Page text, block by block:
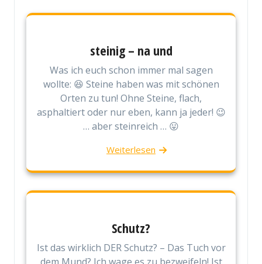
steinig – na und
Was ich euch schon immer mal sagen
wollte: 😆 Steine haben was mit schönen
Orten zu tun! Ohne Steine, flach,
asphaltiert oder nur eben, kann ja jeder! 😉
… aber steinreich … 😛
Weiterlesen
Schutz?
Ist das wirklich DER Schutz? – Das Tuch vor